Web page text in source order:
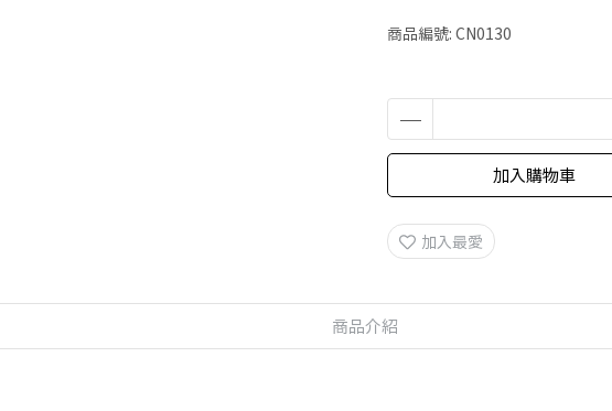
商品編號: CN0130
加入購物車
加入最愛
商品介紹